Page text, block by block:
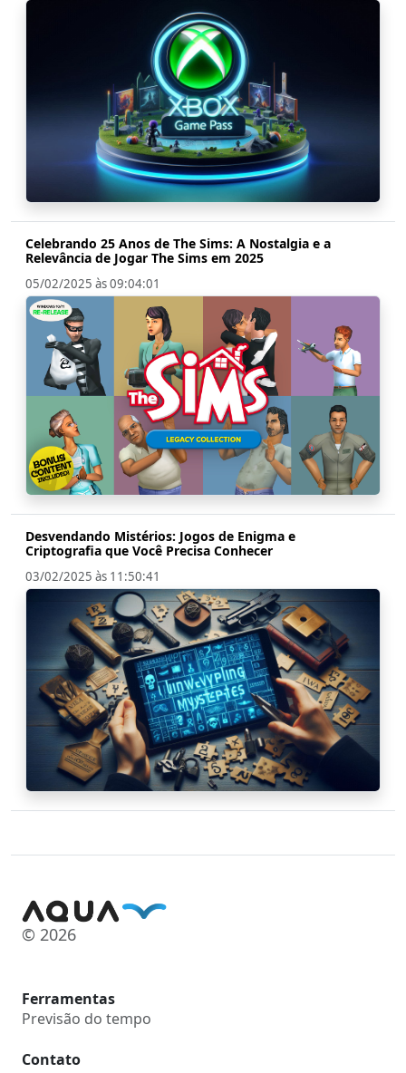
Celebrando 25 Anos de The Sims: A Nostalgia e a
Relevância de Jogar The Sims em 2025
05/02/2025 às 09:04:01
Desvendando Mistérios: Jogos de Enigma e
Criptografia que Você Precisa Conhecer
03/02/2025 às 11:50:41
© 2026
Ferramentas
Previsão do tempo
Contato